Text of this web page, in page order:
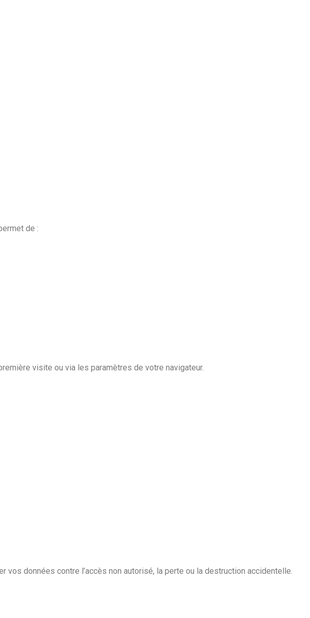
de :
visite ou via les paramètres de votre navigateur.
données contre l’accès non autorisé, la perte ou la destruction accidentelle.